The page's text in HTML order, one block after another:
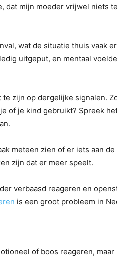
dat mijn moeder vrijwel niets
wat de situatie thuis vaak
uitgeput, en mentaal
zijn op dergelijke signalen.
of je kind gebruikt? Spreek
meteen zien of er iets aan
zijn dat er meer speelt.
verbaasd reageren en
is een groot probleem in
of boos reageren,